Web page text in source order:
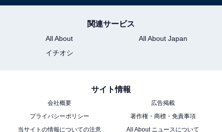
Amazonプライムは、月額600円（税込）または年間
関連サービス
All About
All About Japan
イチオシ
サイト情報
会社概要
広告掲載
プライバシーポリシー
著作権・商標・免責事項
当サイトの情報についての注意
All About ニュースについて